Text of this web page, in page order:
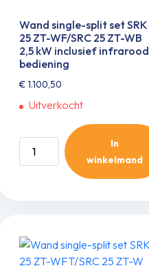
Wand single-split set SRK
25 ZT-WF/SRC 25 ZT-WB
2,5 kW inclusief infrarood
bediening
€1.100,50
Uitverkocht
Wand
single-
ZT-
WF/SRC
In
winkelmand